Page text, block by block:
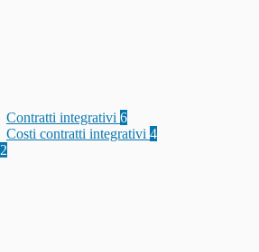
Contratti integrativi 6
Costi contratti integrativi 4
2